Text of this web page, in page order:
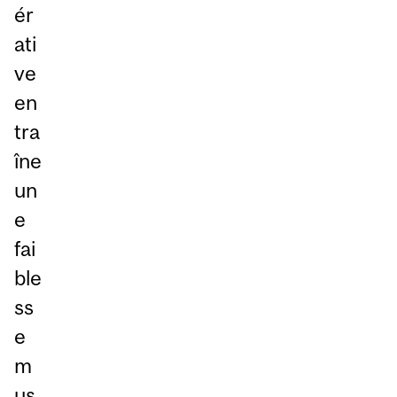
ér
ati
ve
en
tra
îne
un
e
fai
ble
ss
e
m